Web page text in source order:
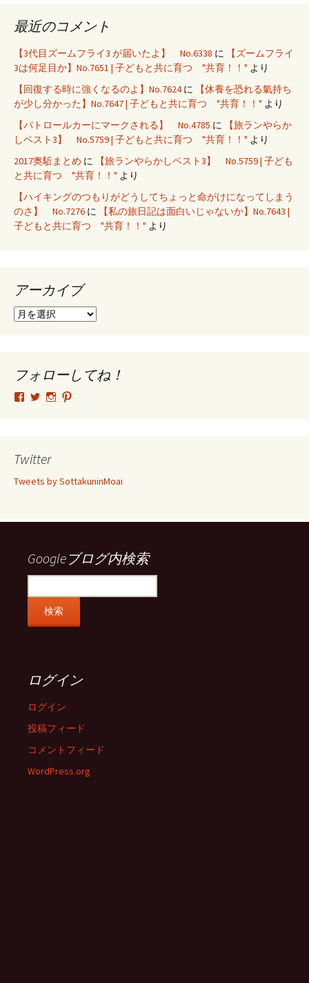
最近のコメント
【3代目ズームフライ3 が届いたよ】 No.6338 に
【ズームフライ
3は何足目か】No.7651 | 子どもと共に育つ "共育！！" より
【回復する時に強くなるのよ】No.7624に
【休養を恐れる氣持ち
が少し分かった】No.7647 | 子どもと共に育つ "共育！！" より
【パトロールカーにマークされる】 No.4785 に
【旅ランやらか
しベスト3】 No.5759 | 子どもと共に育つ "共育！！" より
2017奥駈まとめ に
【旅ランやらかしベスト3】 No.5759 | 子ども
と共に育つ "共育！！" より
【ハイキングのつもりがどうしてちょっと命がけになってしまう
のさ】 No.7276 に
【私の旅日記は面白いじゃないか】No.7643 |
子どもと共に育つ "共育！！" より
アーカイブ
ア
ブ
フォローしてね！
tsutomu.hattori.33
フ
ー
SottakuninMoai
フ
ー
tsutomu.hattori.33
ー
示
ー
示
Twitter
Tweets by SottakuninMoai
Googleブログ内検索
ログイン
ログイン
投稿フィード
コメントフィード
WordPress.org